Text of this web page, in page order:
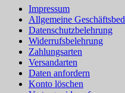
Impressum
Allgemeine
Datenschutzbelehrung
Widerrufsbelehrung
Zahlungsarten
Versandarten
Daten anfordern
Konto löschen